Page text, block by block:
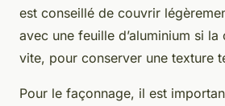
est conseillé de couvrir
avec une feuille d’aluminium si
vite, pour conserver une texture
Pour le façonnage, il est